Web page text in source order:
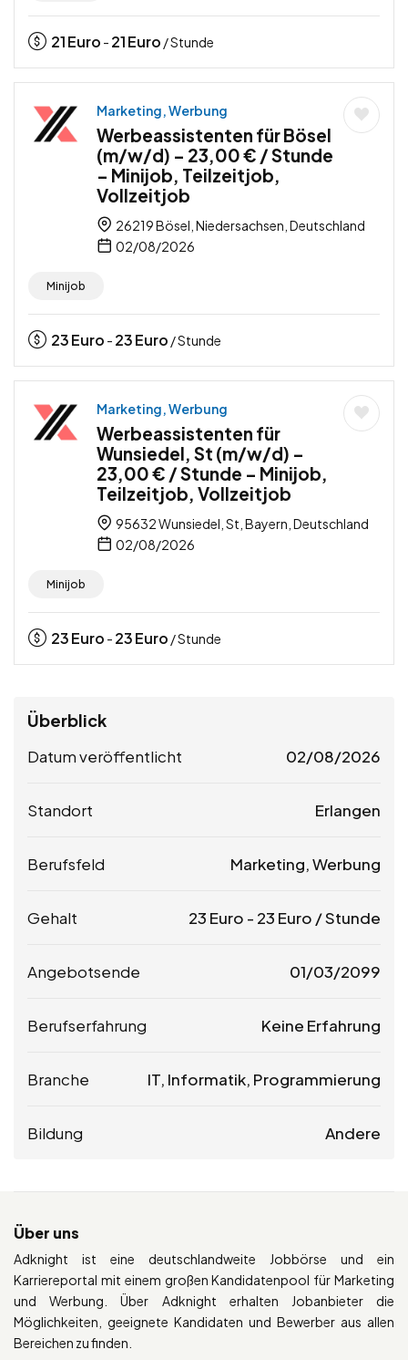
21Euro - 21Euro / Stunde
Marketing, Werbung
Werbeassistenten für Bösel
(m/w/d) – 23,00 € / Stunde
– Minijob, Teilzeitjob,
Vollzeitjob
26219 Bösel, Niedersachsen, Deutschland
02/08/2026
Minijob
23Euro - 23Euro / Stunde
Marketing, Werbung
Werbeassistenten für
Wunsiedel, St (m/w/d) –
23,00 € / Stunde – Minijob,
Teilzeitjob, Vollzeitjob
95632 Wunsiedel, St, Bayern, Deutschland
02/08/2026
Minijob
23Euro - 23Euro / Stunde
Überblick
Datum veröffentlicht 02/08/2026
Standort Erlangen
Berufsfeld Marketing, Werbung
Gehalt 23 Euro - 23 Euro / Stunde
Angebotsende 01/03/2099
Berufserfahrung Keine Erfahrung
Branche IT, Informatik, Programmierung
Bildung Andere
Über uns
Adknight ist eine deutschlandweite Jobbörse und ein
Karriereportal mit einem großen Kandidatenpool für Marketing
und Werbung. Über Adknight erhalten Jobanbieter die
Möglichkeiten, geeignete Kandidaten und Bewerber aus allen
Bereichen zu finden.